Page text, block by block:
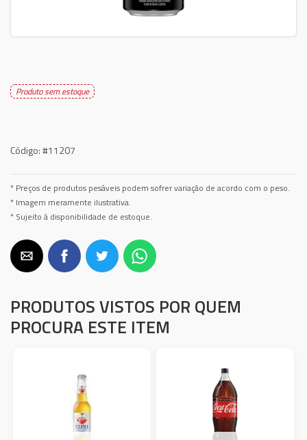
Produto sem estoque
Código:#11207
* Preços de produtos pesáveis podem sofrer variação de acordo com o peso.
* Imagem meramente ilustrativa.
* Sujeito à disponibilidade de estoque.
PRODUTOS VISTOS POR QUEM
PROCURA ESTE ITEM